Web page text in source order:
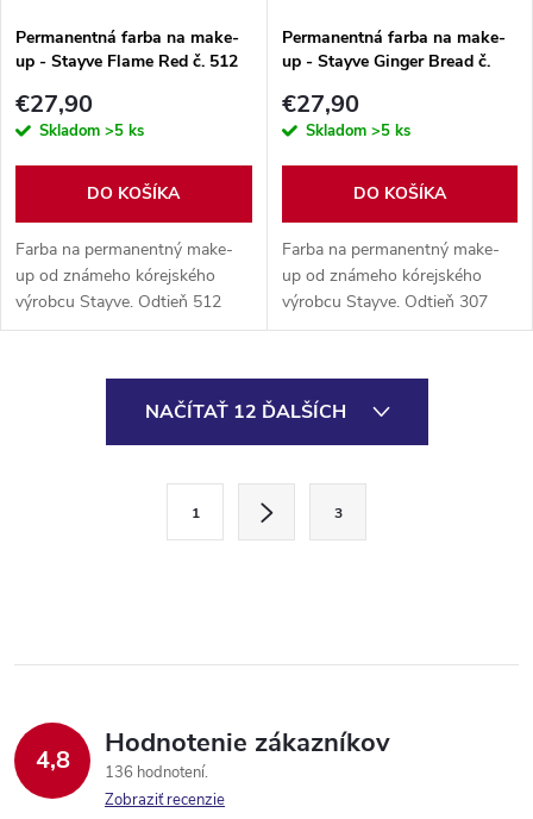
Permanentná farba na make-
up - Stayve Flame Red č. 512
€27,90
Skladom >5 ks
DO KOŠÍKA
Farba na permanentný make-
up od známeho kórejského
výrobcu Stayve. Odtieň 512
Flame Red organický pigment,
Permanentná farba na make-
up - Stayve Ginger Bread č.
€27,90
Skladom >5 ks
DO KOŠÍKA
Farba na permanentný make-
up od známeho kórejského
výrobcu Stayve. Odtieň 307
Ginger Bread organický
i
e
NAČÍTAŤ 12 ĎALŠÍCH
k
v
a
n
1 3
4,8 Hodnotenie zákazníkov
136 hodnotení
Zobraziť recenzie